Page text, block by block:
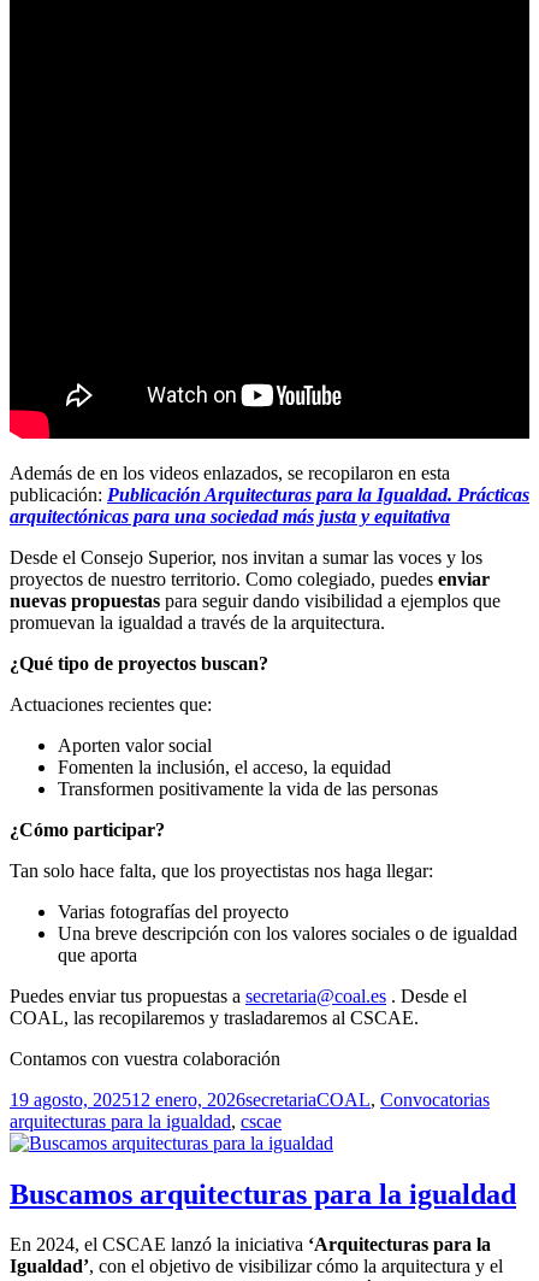
Además de en los videos enlazados, se recopilaron en esta
publicación: Publicación Arquitecturas para la Igualdad. Prácticas
arquitectónicas para una sociedad más justa y equitativa
Desde el Consejo Superior, nos invitan a sumar las voces y los
proyectos de nuestro territorio. Como colegiado, puedes enviar
nuevas propuestas para seguir dando visibilidad a ejemplos que
promuevan la igualdad a través de la arquitectura.
¿Qué tipo de proyectos buscan?
Actuaciones recientes que:
Aporten valor social
Fomenten la inclusión, el acceso, la equidad
Transformen positivamente la vida de las personas
¿Cómo participar?
Tan solo hace falta, que los proyectistas nos haga llegar:
Varias fotografías del proyecto
Una breve descripción con los valores sociales o de igualdad
que aporta
Puedes enviar tus propuestas a secretaria@coal.es . Desde el
COAL, las recopilaremos y trasladaremos al CSCAE.
Contamos con vuestra colaboración
Publicado
el
19 agosto, 202512 enero, 2026Autor
secretariaCategorías
COAL, Convocatorias
arquitecturas para la igualdad, cscae
Buscamos arquitecturas para la igualdad
En 2024, el CSCAE lanzó la iniciativa ‘Arquitecturas para la
Igualdad’, con el objetivo de visibilizar cómo la arquitectura y el